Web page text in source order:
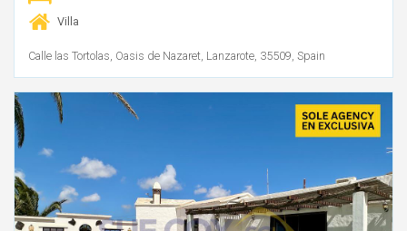
Villa
Calle las Tortolas, Oasis de Nazaret, Lanzarote, 35509, Spain